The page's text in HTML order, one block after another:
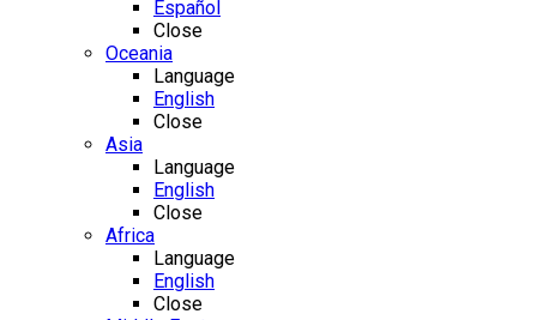
Español
Close
Oceania
Language
English
Close
Asia
Language
English
Close
Africa
Language
English
Close